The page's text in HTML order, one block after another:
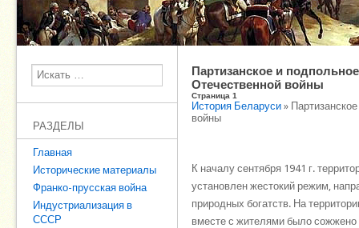
Поиск
РАЗДЕЛЫ
Главная
Исторические материалы
Франко-прусская война
Индустриализация в
СССР
Партизанское и
Отечественной войны
Страница 1
История Беларуси »
войны
К началу сентября 1941 г.
установлен жестокий режим,
природных богатств. На
вместе с жителями было сожжено